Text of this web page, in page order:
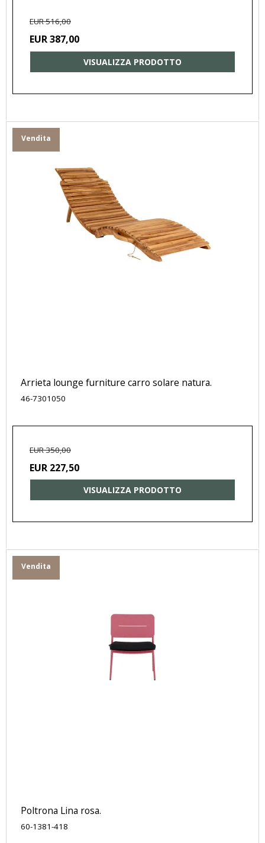
EUR 516,00
EUR 387,00
VISUALIZZA PRODOTTO
Vendita
Arrieta lounge furniture carro solare natura.
46-7301050
EUR 350,00
EUR 227,50
VISUALIZZA PRODOTTO
Vendita
Poltrona Lina rosa.
60-1381-418